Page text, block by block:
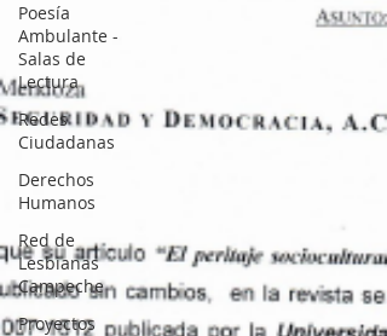
Poesía
Ambulante -
Salas de
Lectura
Redes
Ciudadanas
Derechos
Humanos
Red de
Lesbianas
Campeche
Proyectos